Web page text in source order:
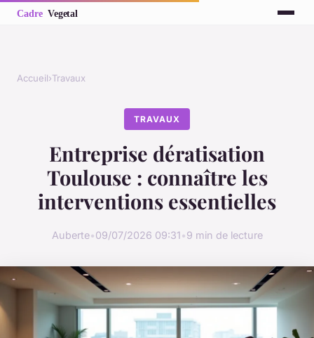
Accueil›Travaux
TRAVAUX
Entreprise dératisation
Toulouse : connaître les
interventions essentielles
Auberte•09/07/2026 09:31•9 min de lecture